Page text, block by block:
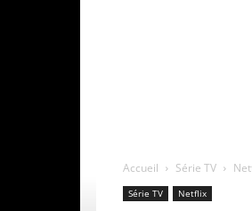
Accueil Série TV
Série TV Netflix